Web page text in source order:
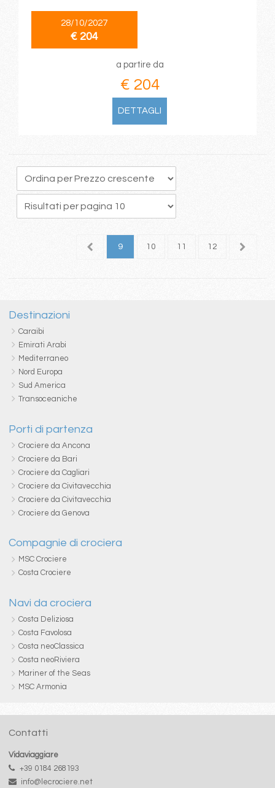
28/10/2027
€ 204
a partire da
€ 204
DETTAGLI
8 9 10 11 12 13
Destinazioni
Caraibi
Emirati Arabi
Mediterraneo
Nord Europa
Sud America
Transoceaniche
Porti di partenza
Crociere da Ancona
Crociere da Bari
Crociere da Cagliari
Crociere da Civitavecchia
Crociere da Civitavecchia
Crociere da Genova
Compagnie di crociera
MSC Crociere
Costa Crociere
Navi da crociera
Costa Deliziosa
Costa Favolosa
Costa neoClassica
Costa neoRiviera
Mariner of the Seas
MSC Armonia
Contatti
Vidaviaggiare
+39 0184 268193
info@lecrociere.net